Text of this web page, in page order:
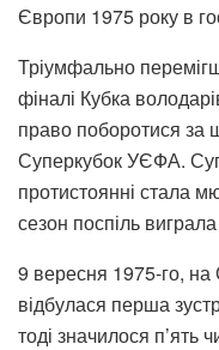
Європи 1975 року в
Тріумфально
фіналі Кубка
право поборотися за
Суперкубок УЄФА.
протистоянні стала
сезон поспіль
9 вересня 1975-го, на
відбулася перша
тоді значилося п’ять